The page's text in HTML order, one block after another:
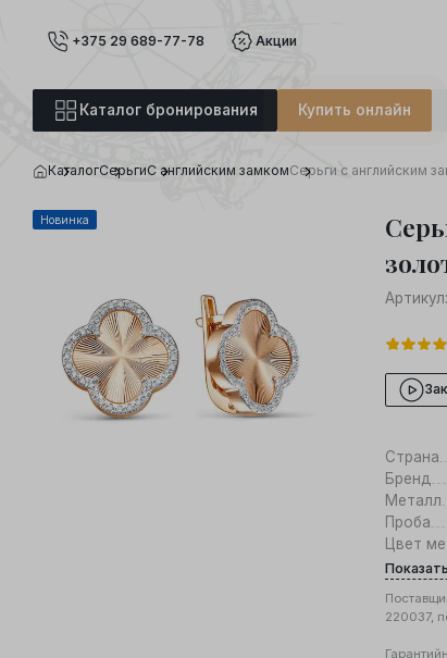
+375 29 689-77-78 Акции
Каталог бронирования Купить онлайн
КаталогСерьгиС английским замкомСерьги с английским
Новинка
Артикул:
Страна
Бренд
Металл
Проба
Цвет
220037,